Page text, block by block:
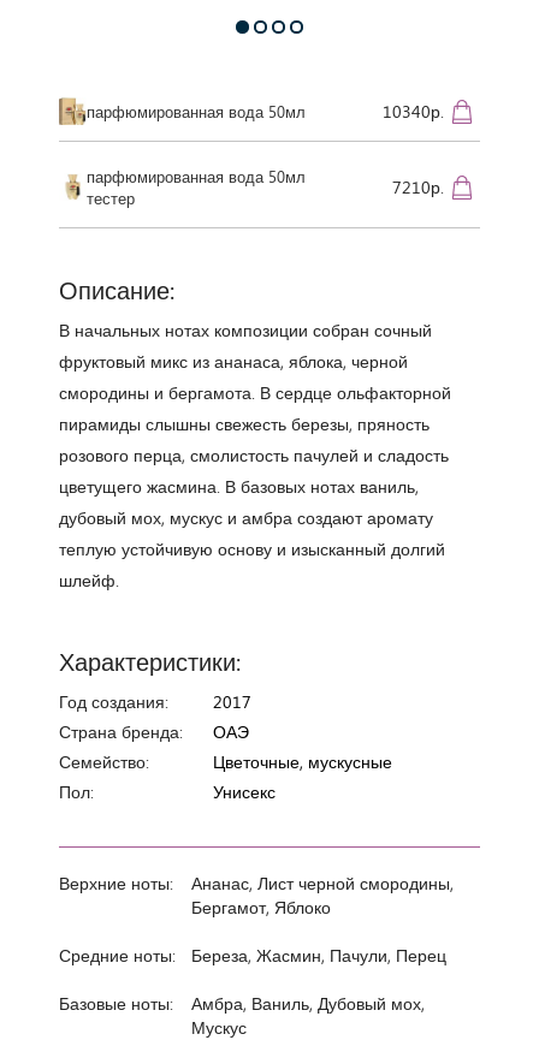
парфюмированная вода 50мл 10340р.
парфюмированная вода 50мл
тестер
7210р.
Описание:
В начальных нотах композиции собран сочный
фруктовый микс из ананаса, яблока, черной
смородины и бергамота. В сердце ольфакторной
пирамиды слышны свежесть березы, пряность
розового перца, смолистость пачулей и сладость
цветущего жасмина. В базовых нотах ваниль,
дубовый мох, мускус и амбра создают аромату
теплую устойчивую основу и изысканный долгий
шлейф.
Характеристики:
Год создания:
2017
Страна бренда:
ОАЭ
Семейство:
Цветочные, мускусные
Пол:
Унисекс
Верхние ноты:
Ананас, Лист черной смородины,
Бергамот, Яблоко
Средние ноты: Береза, Жасмин, Пачули, Перец
Базовые ноты:
Амбра, Ваниль, Дубовый мох,
Мускус